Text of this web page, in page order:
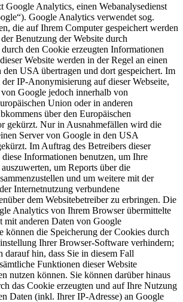
Google Analytics, einen Webanalysedienst
Google Analytics verwendet sog.
die auf Ihrem Computer gespeichert werden
Benutzung der Website durch
den Cookie erzeugten Informationen
Website werden in der Regel an einen
USA übertragen und dort gespeichert. Im
IP-Anonymisierung auf dieser Webseite,
Google jedoch innerhalb von
Union oder in anderen
über den Europäischen
gekürzt. Nur in Ausnahmefällen wird die
Server von Google in den USA
Im Auftrag des Betreibers dieser
Informationen benutzen, um Ihre
um Reports über die
und um weitere mit der
Internetnutzung verbundene
dem Websitebetreiber zu erbringen. Die
Analytics von Ihrem Browser übermittelte
mit anderen Daten von Google
können die Speicherung der Cookies durch
Ihrer Browser-Software verhindern;
darauf hin, dass Sie in diesem Fall
Funktionen dieser Website
nutzen können. Sie können darüber hinaus
das Cookie erzeugten und auf Ihre Nutzung
Daten (inkl. Ihrer IP-Adresse) an Google